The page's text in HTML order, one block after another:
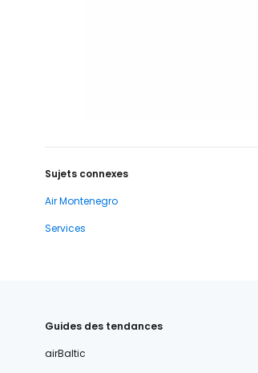
Sujets connexes
Air Montenegro
Services
Guides des tendances
airBaltic